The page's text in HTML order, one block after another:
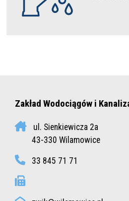
Zakład Wodociągów i
ul. Sienkiewicza 2a
43-330 Wilamowice
33 845 71 71